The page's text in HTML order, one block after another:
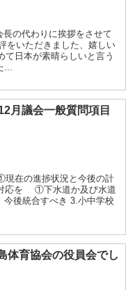
の代わりに挨拶をさせて
をいただきました、嬉しい
て日本が素晴らしいと言う
...
月議会一般質問項目
在の進捗状況と今後の計
応を ①下水道か及び水道
今後統合すべき 3.小中学校
体育協会の役員会でし